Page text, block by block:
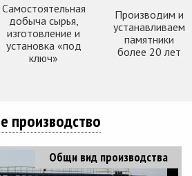
Самостоятельная
добыча сырья,
изготовление и
установка «под
ключ»
Производим и
устанавливаем
памятники
более 20 лет
производство
Общи вид производства